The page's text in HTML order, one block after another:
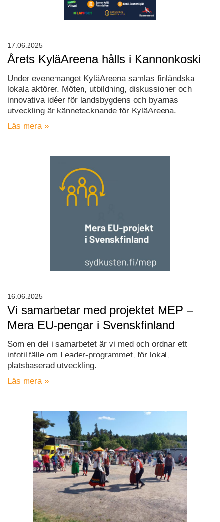
Årets KyläAreena hålls i Kannonkoski
Under evenemanget KyläAreena samlas finländska
lokala aktörer. Möten, utbildning, diskussioner och
innovativa idéer för landsbygdens och byarnas
utveckling är kännetecknande för KyläAreena.
Läs mera »
17.06.2025
Vi samarbetar med projektet MEP –
Mera EU-pengar i Svenskfinland
Som en del i samarbetet är vi med och ordnar ett
infotillfälle om Leader-programmet, för lokal,
platsbaserad utveckling.
Läs mera »
16.06.2025